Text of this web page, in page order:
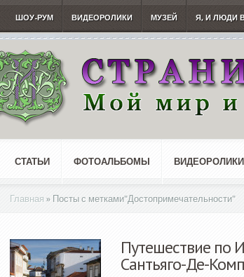
ШОУ-РУМ ВИДЕОРОЛИКИ МУЗЕЙ Я, И ЛЮДИ
СТАТЬИ ФОТОАЛЬБОМЫ ВИДЕОРОЛИКИ
Главная » Посты с метками"Достопримечательности"
Путешествие по
Сантьяго-Де-